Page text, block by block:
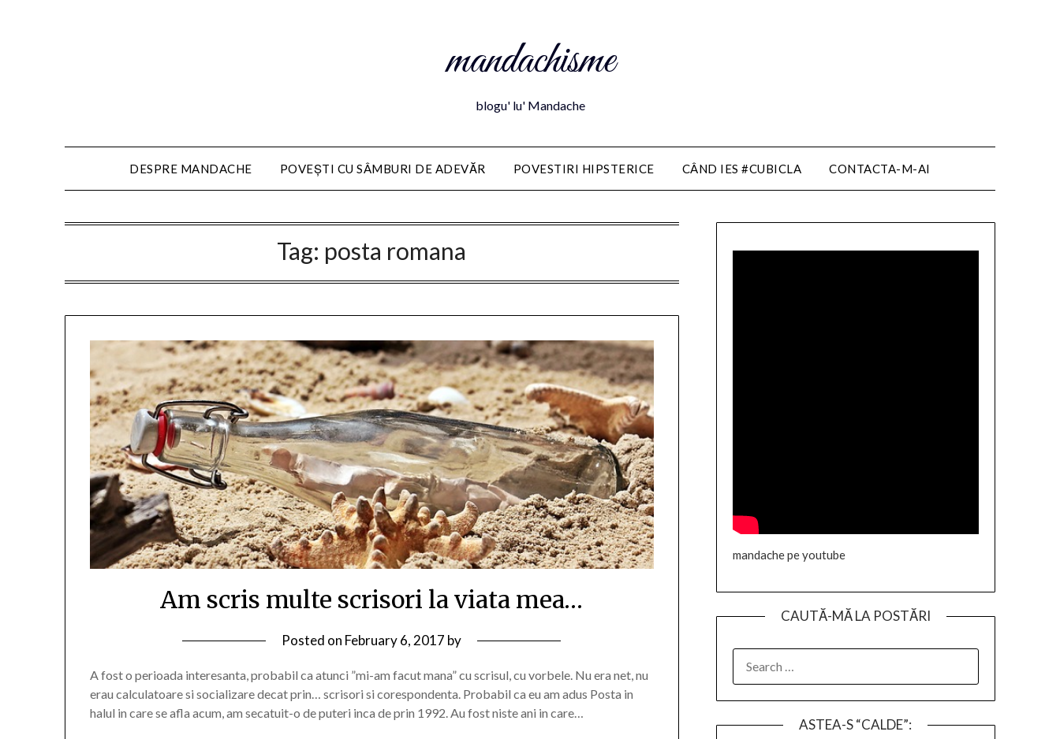
mandachisme
blogu' lu' Mandache
DESPRE MANDACHE POVEȘTI CU SÂMBURI DE ADEVĂR POVESTIRI HIPSTERICE CÂND IES #CUBICLA CONTACTA-M-AI
Tag: posta romana
Am scris multe scrisori la viata mea…
Posted on February 6, 2017 by
A fost o perioada interesanta, probabil ca atunci ”mi-am facut mana” cu scrisul, cu vorbele. Nu era net, nu
erau calculatoare si socializare decat prin… scrisori si corespondenta. Probabil ca eu am adus Posta in
halul in care se afla acum, am secatuit-o de puteri inca de prin 1992. Au fost niste ani in care…
mandache pe youtube
CAUTĂ-MĂ LA POSTĂRI
FOR:
ASTEA-S “CALDE”: